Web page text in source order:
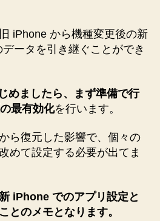
iPhone から機種変更後の新
ータを引き継ぐことができ
めましたら、まず準備で行
最有効化を行います。
ら復元した影響で、個々の
めて設定する必要が出てま
iPhone でのアプリ設定と
とのメモとなります。